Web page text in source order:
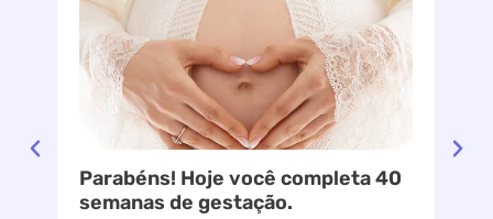
Parabéns! Hoje você completa 40
semanas de gestação.